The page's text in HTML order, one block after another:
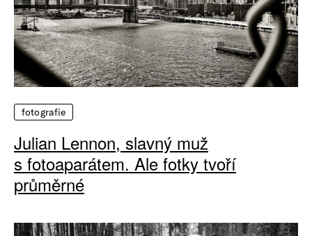
fotografie
Julian Lennon, slavný muž
s fotoaparátem. Ale fotky tvoří
průměrné